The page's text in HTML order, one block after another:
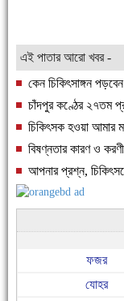
এই পাতার আরো খবর -
কেন চিকিৎসাঙ্গন পড়বেন
চাঁদপুর কণ্ঠের ২৭তম
চিকিৎসক হওয়া আমার
বিষণ্নতার কারণ ও
আপনার প্রশ্ন,
ফজর
যোহর